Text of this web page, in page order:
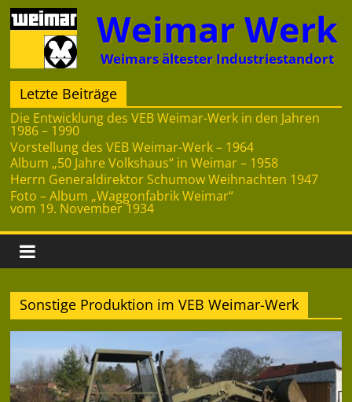
Zum
Inhalt
springen
Weimar Werk
Weimars ältester Industriestandort
Letzte Beiträge
Die Entwicklung des VEB Weimar-Werk in den Jahren
1986 – 1990
Vorstellung des VEB Weimar-Werk – 1964
Album „50 Jahre Volkshaus“ in Weimar – 1958
Herrn Generaldirektor Schumow Weihnachten 1947
Foto – Album „Waggonfabrik Weimar“
vom 19. November 1934
Sonstige Produktion im VEB Weimar-Werk